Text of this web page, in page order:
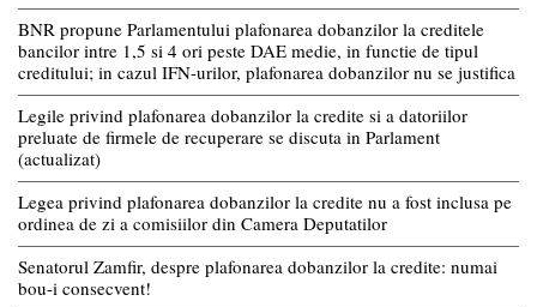
BNR propune Parlamentului plafonarea dobanzilor la creditele
bancilor intre 1,5 si 4 ori peste DAE medie, in functie de tipul
creditului; in cazul IFN-urilor, plafonarea dobanzilor nu se justifica
Legile privind plafonarea dobanzilor la credite si a datoriilor
preluate de firmele de recuperare se discuta in Parlament
(actualizat)
Legea privind plafonarea dobanzilor la credite nu a fost inclusa pe
ordinea de zi a comisiilor din Camera Deputatilor
Senatorul Zamfir, despre plafonarea dobanzilor la credite: numai
bou-i consecvent!